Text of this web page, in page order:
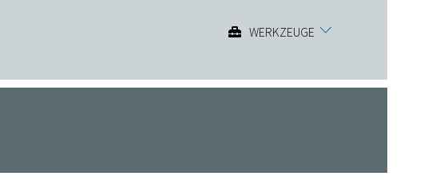
WERKZEUGE